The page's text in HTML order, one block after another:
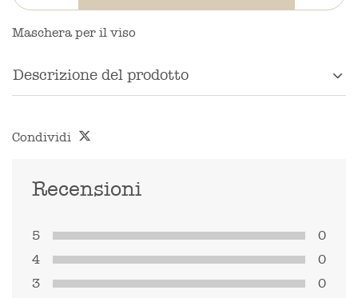
Maschera per il viso
Descrizione del prodotto
Condividi
Recensioni
5
0
4
0
3
0